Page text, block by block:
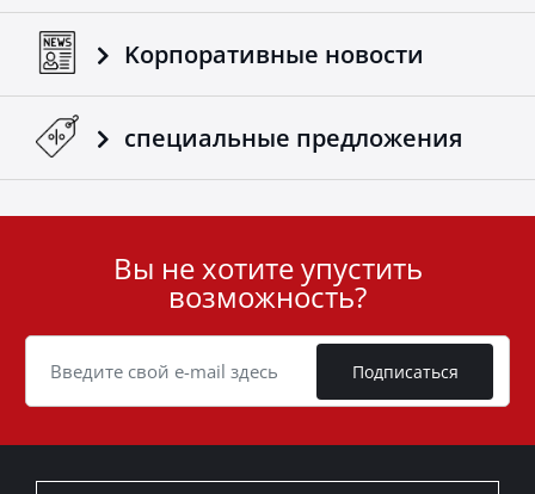
Kорпоративные новости
специальные предложения
Cookie
Вы не хотите упустить
возможность?
Подписаться